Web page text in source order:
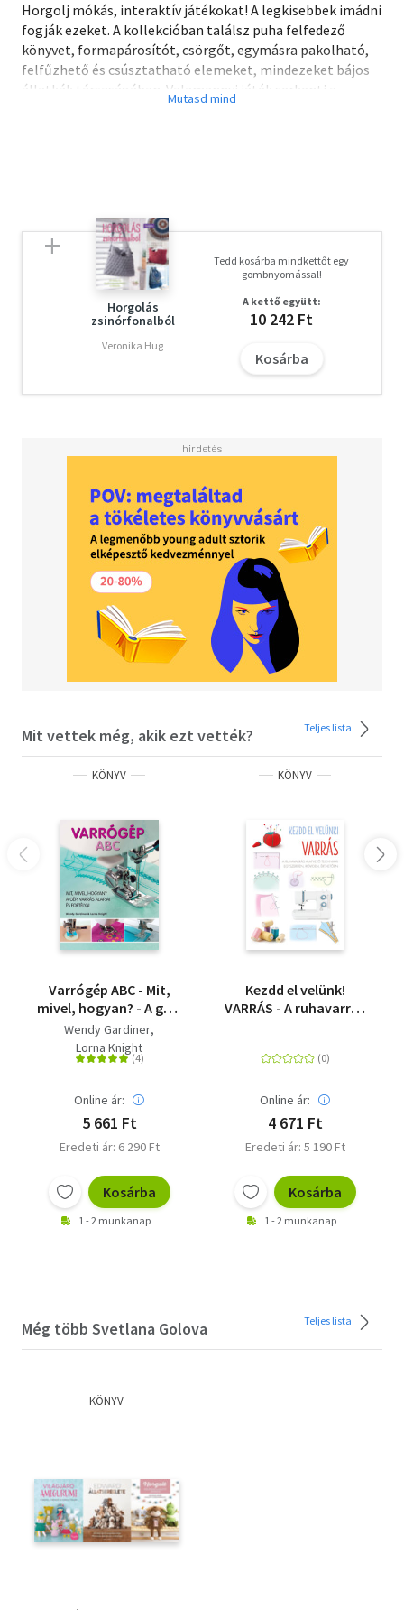
Horgolj mókás, interaktív játékokat! A legkisebbek imádni
fogják ezeket. A kollekcióban találsz puha felfedező
könyvet, formapárosítót, csörgőt, egymásra pakolható,
felfűzhető és csúsztatható elemeket, mindezeket bájos
állatkák társaságában. Valamennyi játék serkenti a
Olvasd el mások véleményét is!
Horgolás
zsinórfonalból
Veronika Hug
Tedd kosárba mindkettőt egy
gombnyomással!
A kettő együtt:
10 242 Ft
Kosárba
Mit vettek még, akik ezt vették? Teljes lista
KÖNYV
Varrógép ABC - Mit,
mivel, hogyan? - A gépi
varrás alapjai és
fortélyai
Wendy Gardiner
Lorna Knight
Online ár:
5 661 Ft
Eredeti ár: 6 290 Ft
Kosárba
1 - 2 munkanap
KÖNYV
Kezdd el velünk!
VARRÁS - A ruhavarrás
érthetően
Online ár:
4 671 Ft
Eredeti ár: 5 190 Ft
Kosárba
1 - 2 munkanap
Még több Svetlana Golova Teljes lista
KÖNYV